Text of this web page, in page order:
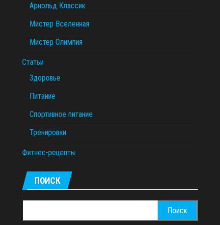
Арнольд Классик
Мистер Вселенная
Мистер Олимпия
Статьи
Здоровье
Питание
Спортивное питание
Тренировки
Фитнес-рецепты
ПОИСК